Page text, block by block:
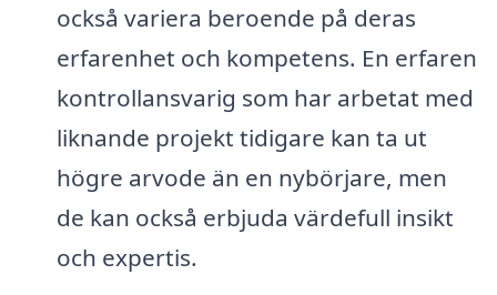
också variera beroende på deras
erfarenhet och kompetens. En erfaren
kontrollansvarig som har arbetat med
liknande projekt tidigare kan ta ut
högre arvode än en nybörjare, men
de kan också erbjuda värdefull insikt
och expertis.